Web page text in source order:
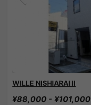
WILLE NISHIARAI Ⅱ
¥88,000 - ¥101,000